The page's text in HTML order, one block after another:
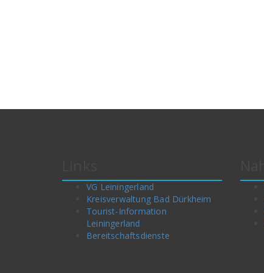
VG Leiningerland
Kreisverwaltung Bad Dürkheim
Tourist-Information
Leiningerland
Bereitschaftsdienste